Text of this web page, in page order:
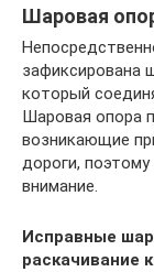
Шаровая
зафиксирована
который
Шаровая опора
возникающие
дороги,
внимание.
Исправные
раскачивание